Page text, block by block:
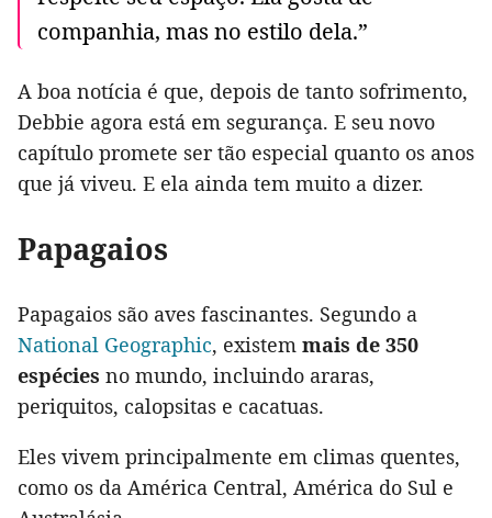
companhia, mas no estilo dela.”
A boa notícia é que, depois de tanto sofrimento,
Debbie agora está em segurança. E seu novo
capítulo promete ser tão especial quanto os anos
que já viveu. E ela ainda tem muito a dizer.
Papagaios
Papagaios são aves fascinantes. Segundo a
National Geographic, existem mais de 350
espécies no mundo, incluindo araras,
periquitos, calopsitas e cacatuas.
Eles vivem principalmente em climas quentes,
como os da América Central, América do Sul e